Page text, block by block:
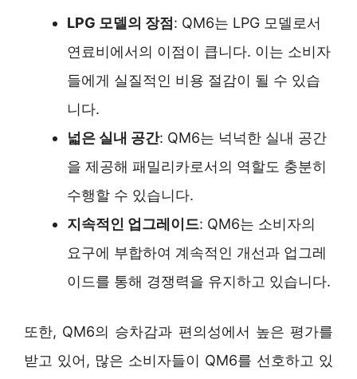
LPG 모델의 장점: QM6는 LPG 모델로서
연료비에서의 이점이 큽니다. 이는 소비자
들에게 실질적인 비용 절감이 될 수 있습
니다.
넓은 실내 공간: QM6는 넉넉한 실내 공간
을 제공해 패밀리카로서의 역할도 충분히
수행할 수 있습니다.
지속적인 업그레이드: QM6는 소비자의
요구에 부합하여 계속적인 개선과 업그레
이드를 통해 경쟁력을 유지하고 있습니다.
또한, QM6의 승차감과 편의성에서 높은 평가를
받고 있어, 많은 소비자들이 QM6를 선호하고 있